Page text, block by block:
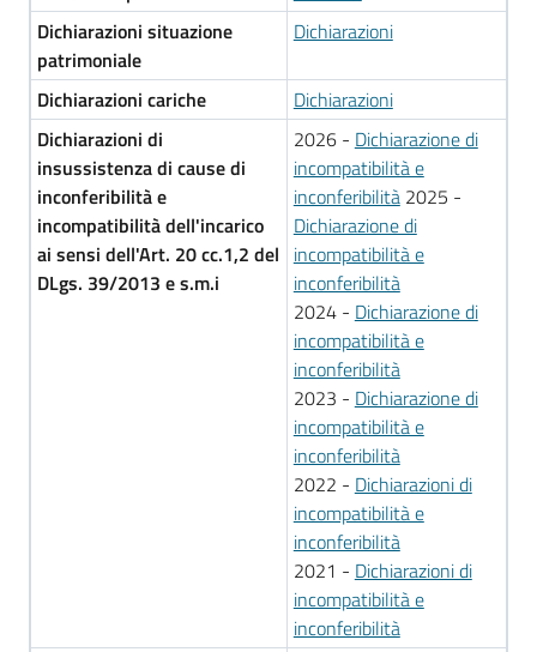
Dichiarazioni situazione
patrimoniale
Dichiarazioni
Dichiarazioni cariche
Dichiarazioni
Dichiarazioni di
insussistenza di cause di
inconferibilità e
incompatibilità dell'incarico
ai sensi dell'Art. 20 cc.1,2 del
DLgs. 39/2013 e s.m.i
2026 - Dichiarazione di
incompatibilità e
inconferibilità2025 -
Dichiarazione di
incompatibilità e
inconferibilità
2024 - Dichiarazione di
incompatibilità e
inconferibilità
2023 - Dichiarazione di
incompatibilità e
inconferibilità
2022 - Dichiarazioni di
incompatibilità e
inconferibilità
2021 - Dichiarazioni di
incompatibilità e
inconferibilità